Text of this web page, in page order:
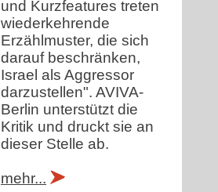
und Kurzfeatures treten
wiederkehrende
Erzählmuster, die sich
darauf beschränken,
Israel als Aggressor
darzustellen". AVIVA-
Berlin unterstützt die
Kritik und druckt sie an
dieser Stelle ab.
mehr...